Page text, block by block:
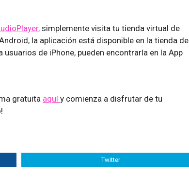
simplemente visita tu tienda virtual de
la aplicación está disponible en la tienda de
usuarios de iPhone, pueden encontrarla en la App
gratuita aquí y comienza a disfrutar de tu
Twitter